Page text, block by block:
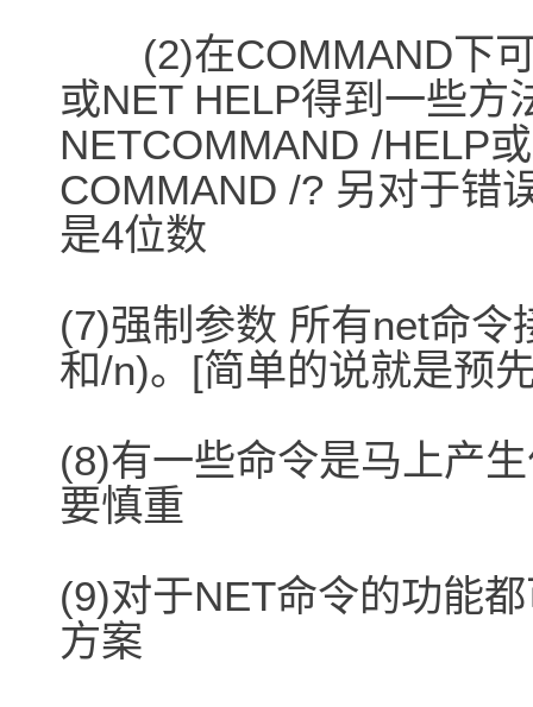
(2)在COMMAND下可
或NET HELP得到一些方
NETCOMMAND /HELP
COMMAND /? 另对于错
是4位数
(7)强制参数 所有net命
和/n)。[简单的说就是预
(8)有一些命令是马上产
要慎重
(9)对于NET命令的功能
方案